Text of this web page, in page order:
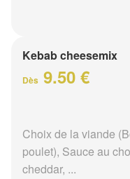
Kebab cheesemix
Dès 9.50 €
Choix de la viande
poulet), Sauce au
cheddar, ...